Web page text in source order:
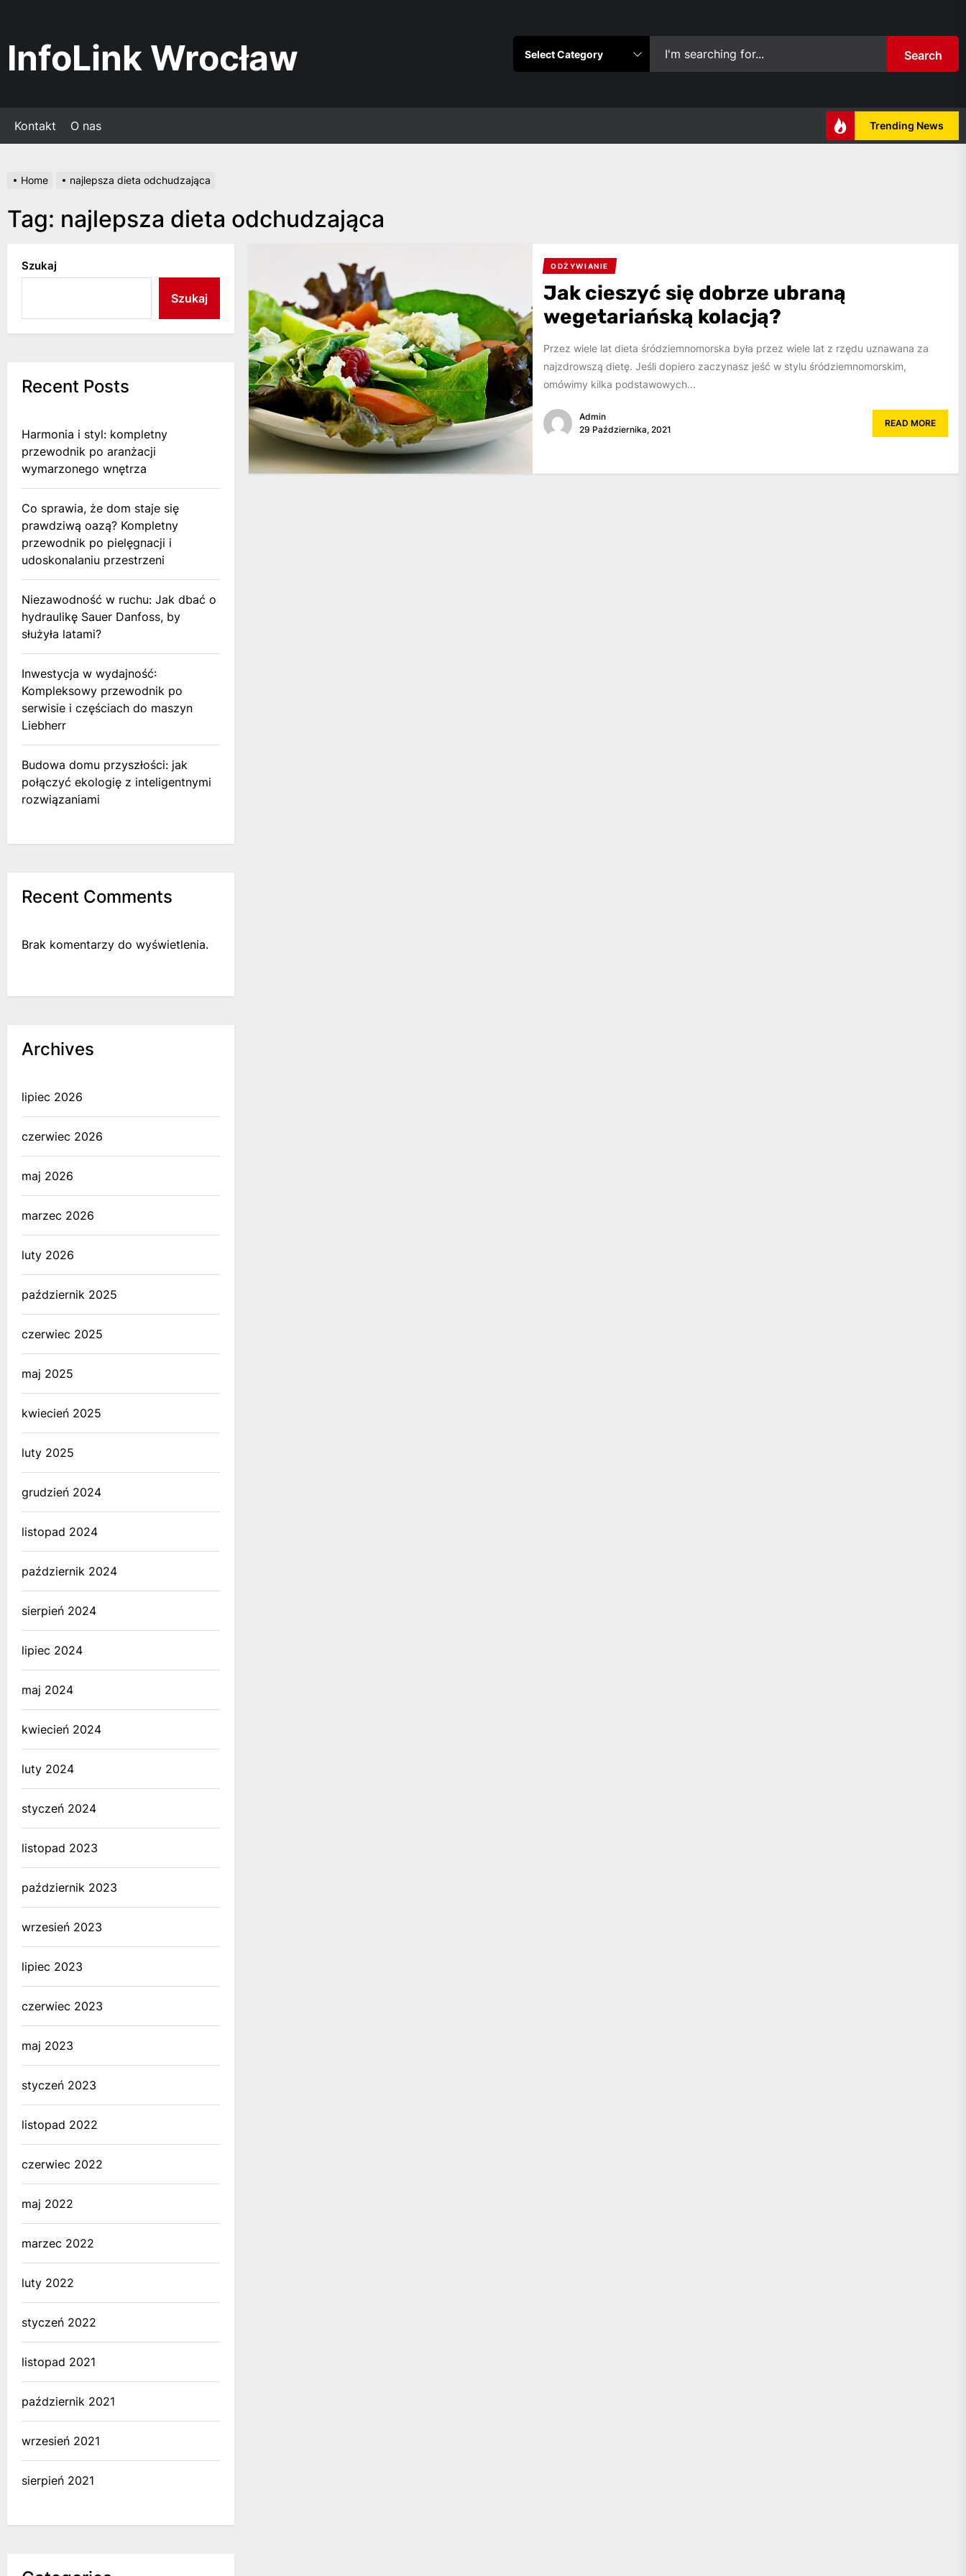
the
content
InfoLink Wrocław Search
Kontakt O nas Trending News
Home najlepsza dieta odchudzająca
Tag: najlepsza dieta odchudzająca
ODŻYWIANIE
Jak cieszyć się dobrze ubraną
wegetariańską kolacją?
Przez wiele lat dieta śródziemnomorska była przez wiele lat z rzędu uznawana za
najzdrowszą dietę. Jeśli dopiero zaczynasz jeść w stylu śródziemnomorskim,
omówimy kilka podstawowych...
Admin
29 Października, 2021
READ MORE
Szukaj
Szukaj
Recent Posts
Harmonia i styl: kompletny
przewodnik po aranżacji
wymarzonego wnętrza
Co sprawia, że dom staje się
prawdziwą oazą? Kompletny
przewodnik po pielęgnacji i
udoskonalaniu przestrzeni
Niezawodność w ruchu: Jak dbać o
hydraulikę Sauer Danfoss, by
służyła latami?
Inwestycja w wydajność:
Kompleksowy przewodnik po
serwisie i częściach do maszyn
Liebherr
Budowa domu przyszłości: jak
połączyć ekologię z inteligentnymi
rozwiązaniami
Recent Comments
Brak komentarzy do wyświetlenia.
Archives
lipiec 2026
czerwiec 2026
maj 2026
marzec 2026
luty 2026
październik 2025
czerwiec 2025
maj 2025
kwiecień 2025
luty 2025
grudzień 2024
listopad 2024
październik 2024
sierpień 2024
lipiec 2024
maj 2024
kwiecień 2024
luty 2024
styczeń 2024
listopad 2023
październik 2023
wrzesień 2023
lipiec 2023
czerwiec 2023
maj 2023
styczeń 2023
listopad 2022
czerwiec 2022
maj 2022
marzec 2022
luty 2022
styczeń 2022
listopad 2021
październik 2021
wrzesień 2021
sierpień 2021